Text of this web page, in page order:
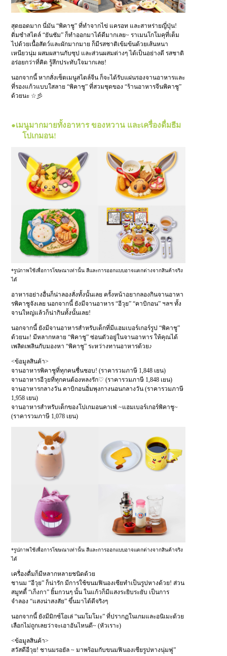
สุดยอดมาก นี่มัน “พิคาชู” ที่ทำจากไข่ แครอท และสาหร่ายญี่ปุ่น!
ติ่มซำสไตล์ “ยันชัม” ก็ทำออกมาได้ดีมากเลย~ ราเมนโกโมคุที่เต็ม
ไปด้วยเนื้อสัตว์และผักมากมาย ก็มีรสชาติเข้มข้นด้วยเส้นหนา
เหนียวนุ่ม ผสมผสานกับซุป และส่วนผสมต่างๆ ได้เป็นอย่างดี รสชาติ
อร่อยกว่าที่คิด รู้สึกประทับใจมากเลย!
นอกจากนี้ หากสั่งเซ็ตเมนูสไตล์จีน ก็จะได้รับแผ่นรองจานอาหารและ
ที่รองแก้วแบบใสลาย “พิคาชู” ที่สวมชุดของ “ร้านอาหารจีนพิคาชู”
ด้วยนะ ☆彡
●เมนูมากมายทั้งอาหาร ของหวาน และเครื่องดื่มธีม
โปเกมอน!
*รูปภาพใช้เพื่อการโฆษณาเท่านั้น สีและการออกแบบอาจแตกต่างจากสินค้าจริง
ได้
อาหารอย่างอื่นก็น่าลองสั่งทั้งนั้นเลย ครั้งหน้าอยากลองกินจานอาหา
รพิคาชูจังเลย นอกจากนี้ ยังมีจานอาหาร “อีวุย” “คาบิกอน” ฯลฯ ทั้ง
จานใหญ่แล้วก็น่ากินทั้งนั้นเลย!
นอกจากนี้ ยังมีจานอาหารสำหรับเด็กที่มีแฮมเบอร์เกอร์รูป “พิคาชู”
ด้วยนะ! มีหลากหลาย “พิคาชู” ซ่อนตัวอยู่ในจานอาหาร ให้คุณได้
เพลิดเพลินกับมองหา “พิคาชู” ระหว่างทานอาหารด้วย♪
<ข้อมูลสินค้า>
จานอาหารพิคาชูที่ทุกคนชื่นชอบ! (ราคารวมภาษี 1,848 เยน)
จานอาหารอีวุยที่ทุกคนต้องหลงรัก♡ (ราคารวมภาษี 1,848 เยน)
จานอาหารกลางวัน คาบิกอนอิ่มพุงกางนอนกลางวัน (ราคารวมภาษี
1,958 เยน)
จานอาหารสำหรับเด็กของโปเกมอนคาเฟ่ ~แฮมเบอร์เกอร์พิคาชู~
(ราคารวมภาษี 1,078 เยน)
*รูปภาพใช้เพื่อการโฆษณาเท่านั้น สีและการออกแบบอาจแตกต่างจากสินค้าจริง
ได้
เครื่องดื่มก็มีหลากหลายชนิดด้วย
ชานม “อีวุย” ก็น่ารัก มีการใช้ขนมฟินองเซียทำเป็นรูปหางด้วย! ส่วน
สมูทตี้ “เก็งกา” ยิ้มกวนๆ นั้น ในแก้วก็มีแสงระยิบระยับ เป็นการ
จำลอง “แสงน่าสงสัย” ขึ้นมาได้ดีจริงๆ
นอกจากนี้ ยังมีมิกซ์โอเล่ “นมโมโมะ” ที่ปรากฏในเกมและอนิเมะด้วย
เลือกไม่ถูกเลยว่าจะเอาอันไหนดี~ (หัวเราะ)
<ข้อมูลสินค้า>
สวัสดีอีวุย! ชานมรอยัล ~ มาพร้อมกับขนมฟินองเซียรูปหางนุ่มฟู”